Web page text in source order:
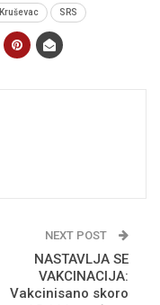
Kruševac SRS
NEXT POST
NASTAVLJA SE
VAKCINACIJA:
Vakcinisano skoro